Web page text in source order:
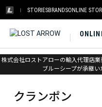
STORIESBRANDSONLINE
株式会社ロストアローの輸入代理店
ブルーシープが承継い
ホーム > ブラックダイヤモンド >
クランポン